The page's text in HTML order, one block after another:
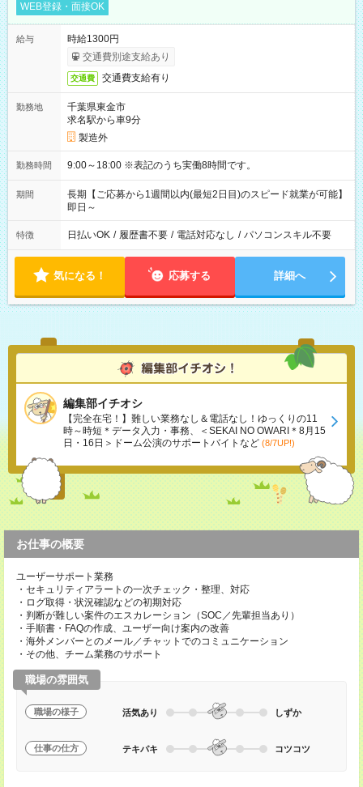
WEB登録・面接OK
給与
時給1300円
交通費別途支給あり
交通費 交通費支給有り
勤務地
千葉県東金市
求名駅から車9分
製造外
勤務時間 9:00～18:00 ※表記のうち実働8時間です。
期間
長期【ご応募から1週間以内(最短2日目)のスピード就業が可能】
即日～
特徴 日払いOK / 履歴書不要 / 電話対応なし / パソコンスキル不要
気になる！ 応募する 詳細へ
編集部イチオシ
【完全在宅！】難しい業務なし＆電話なし！ゆっくりの11
時～時短＊データ入力・事務、＜SEKAI NO OWARI＊8月15
日・16日＞ドーム公演のサポートバイトなど (8/7UP!)
お仕事の概要
ユーザーサポート業務
・セキュリティアラートの一次チェック・整理、対応
・ログ取得・状況確認などの初期対応
・判断が難しい案件のエスカレーション（SOC／先輩担当あり）
・手順書・FAQの作成、ユーザー向け案内の改善
・海外メンバーとのメール／チャットでのコミュニケーション
・その他、チーム業務のサポート
職場の雰囲気
職場の様子 活気あり しずか
仕事の仕方 テキパキ コツコツ